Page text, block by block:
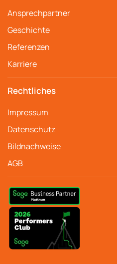
Ansprechpartner
Geschichte
Referenzen
Karriere
Rechtliches
Impressum
Datenschutz
Bildnachweise
AGB